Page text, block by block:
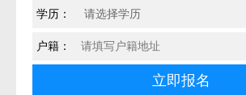
学历：
户籍：